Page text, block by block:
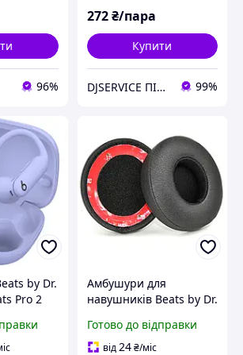
96%
272₴/пара
Купити
DJSERVICE ПІСЛЯОПЛАТОЮ НЕ ПРАЦЮЄМО!!! Интернет-магазин 99%
by Dr.
Pro 2
Амбушури для
навушників Beats by Dr.
Wireless чорні змінні
подушки
Готово до відправки
від24₴/міс